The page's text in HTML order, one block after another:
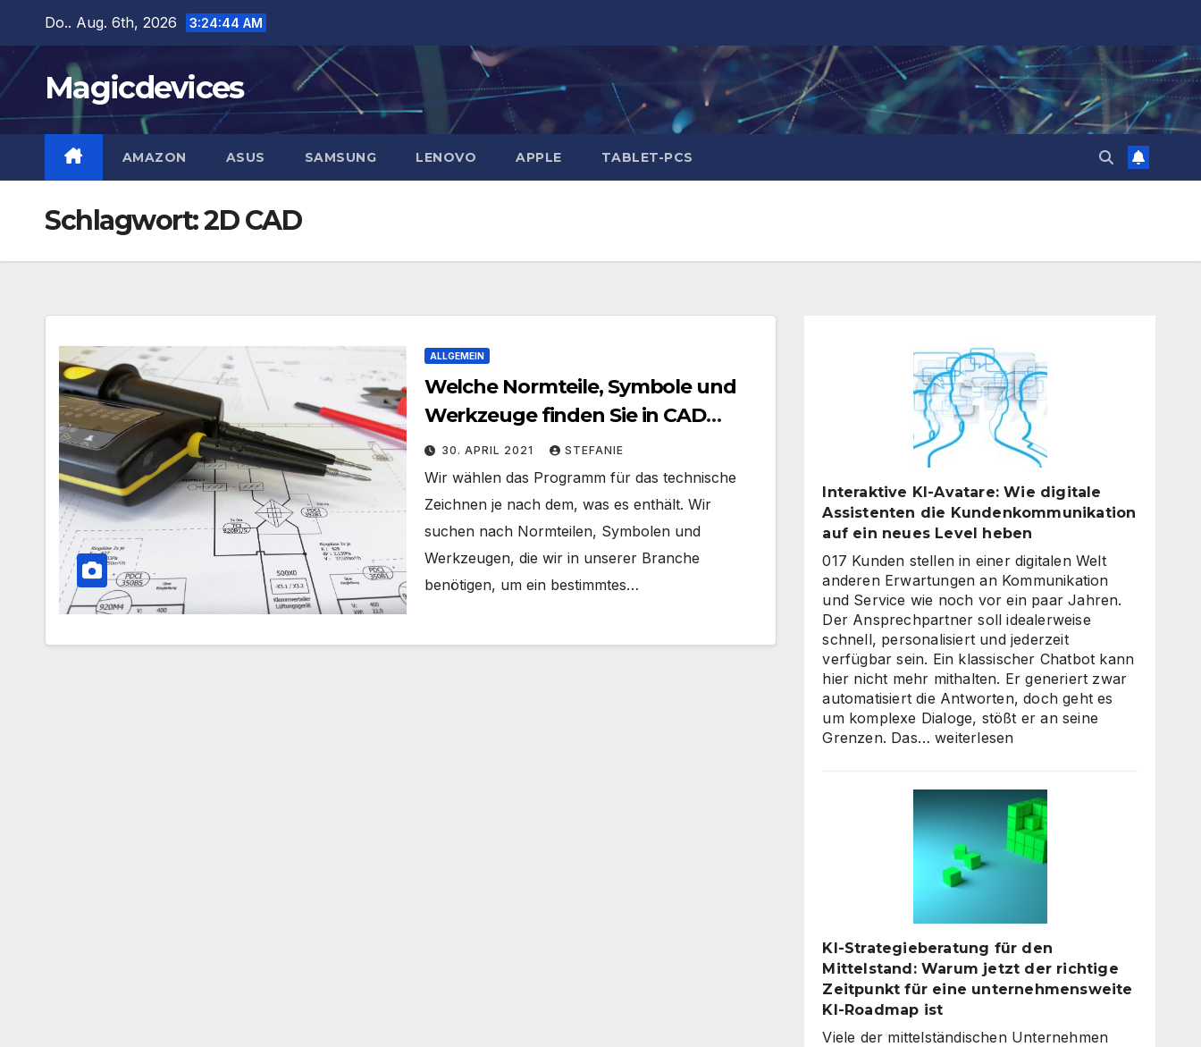
springen
Do.. Aug. 6th, 2026 3:24:45 AM
Magicdevices
AMAZON ASUS SAMSUNG LENOVO APPLE TABLET-PCS
Schlagwort:2D CAD
ALLGEMEIN
Welche Normteile, Symbole und
Werkzeuge finden Sie in CAD
Programmen?
30. APRIL 2021 STEFANIE
Wir wählen das Programm für das technische
Zeichnen je nach dem, was es enthält. Wir
suchen nach Normteilen, Symbolen und
Werkzeugen, die wir in unserer Branche
benötigen, um ein bestimmtes…
Interaktive KI-Avatare: Wie digitale
Assistenten die Kundenkommunikation
auf ein neues Level heben
017 Kunden stellen in einer digitalen Welt
anderen Erwartungen an Kommunikation
und Service wie noch vor ein paar Jahren.
Der Ansprechpartner soll idealerweise
schnell, personalisiert und jederzeit
verfügbar sein. Ein klassischer Chatbot kann
hier nicht mehr mithalten. Er generiert zwar
automatisiert die Antworten, doch geht es
um komplexe Dialoge, stößt er an seine
Grenzen. Das…Interaktive
Wie
digitale
Assistenten
die
Kundenkommunikation
auf
Level
heben
weiterlesen
KI-Strategieberatung für den
Mittelstand: Warum jetzt der richtige
Zeitpunkt für eine unternehmensweite
KI-Roadmap ist
Viele der mittelständischen Unternehmen